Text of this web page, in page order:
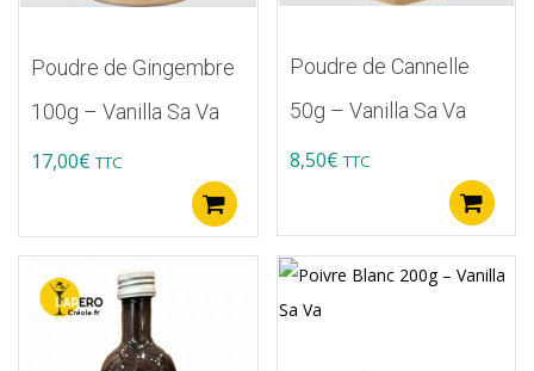
Poudre de Gingembre
100g – Vanilla Sa Va
17,00€ TTC
Poudre de Cannelle
50g – Vanilla Sa Va
8,50€ TTC